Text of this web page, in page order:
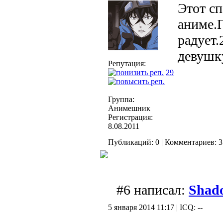
Репутация:
29
Группа:
Анимешник
Регистрация:
8.08.2011
Этот
Публикаций: 0 | Комментариев:
#6 написал:
5 января 2014 11:17 | ICQ: --